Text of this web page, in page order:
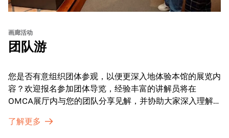
画廊活动
团队游
您是否有意组织团体参观，以便更深入地体验本馆的展览内
容？欢迎报名参加团体导览，经验丰富的讲解员将在
OMCA展厅内与您的团队分享见解，并协助大家深入理解
了解更多